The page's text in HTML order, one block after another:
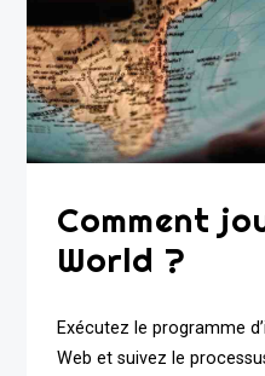
Comment
World ?
Exécutez le programme
Web et suivez le